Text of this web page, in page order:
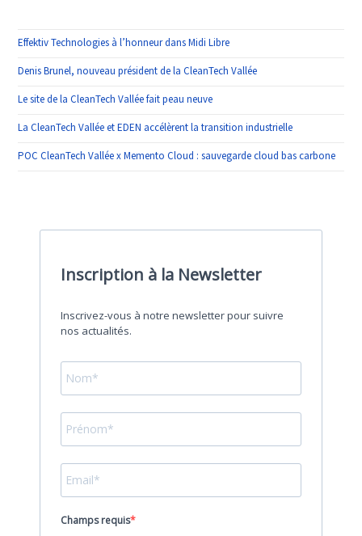
Effektiv Technologies à l’honneur dans Midi Libre
Denis Brunel, nouveau président de la CleanTech Vallée
Le site de la CleanTech Vallée fait peau neuve
La CleanTech Vallée et EDEN accélèrent la transition industrielle
POC CleanTech Vallée x Memento Cloud : sauvegarde cloud bas carbone
Inscription à la Newsletter
Inscrivez-vous à notre newsletter pour suivre
nos actualités.
Champs requis